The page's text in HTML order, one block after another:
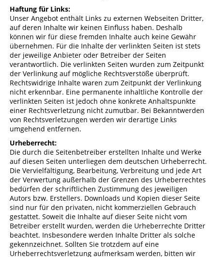
Haftung für Links:
Unser Angebot enthält Links zu externen Webseiten Dritter,
auf deren Inhalte wir keinen Einfluss haben. Deshalb
können wir für diese fremden Inhalte auch keine Gewähr
übernehmen. Für die Inhalte der verlinkten Seiten ist stets
der jeweilige Anbieter oder Betreiber der Seiten
verantwortlich. Die verlinkten Seiten wurden zum Zeitpunkt
der Verlinkung auf mögliche Rechtsverstöße überprüft.
Rechtswidrige Inhalte waren zum Zeitpunkt der Verlinkung
nicht erkennbar. Eine permanente inhaltliche Kontrolle der
verlinkten Seiten ist jedoch ohne konkrete Anhaltspunkte
einer Rechtsverletzung nicht zumutbar. Bei Bekanntwerden
von Rechtsverletzungen werden wir derartige Links
umgehend entfernen.
Urheberrecht:
Die durch die Seitenbetreiber erstellten Inhalte und Werke
auf diesen Seiten unterliegen dem deutschen Urheberrecht.
Die Vervielfältigung, Bearbeitung, Verbreitung und jede Art
der Verwertung außerhalb der Grenzen des Urheberrechtes
bedürfen der schriftlichen Zustimmung des jeweiligen
Autors bzw. Erstellers. Downloads und Kopien dieser Seite
sind nur für den privaten, nicht kommerziellen Gebrauch
gestattet. Soweit die Inhalte auf dieser Seite nicht vom
Betreiber erstellt wurden, werden die Urheberrechte Dritter
beachtet. Insbesondere werden Inhalte Dritter als solche
gekennzeichnet. Sollten Sie trotzdem auf eine
Urheberrechtsverletzung aufmerksam werden, bitten wir